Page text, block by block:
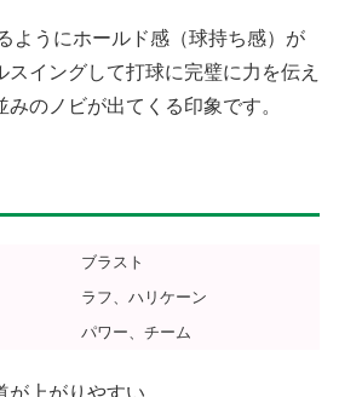
ようにホールド感（球持ち感）が
イングして打球に完璧に力を伝え
のノビが出てくる印象です。
ブラスト
ラフ、ハリケーン
パワー、チーム